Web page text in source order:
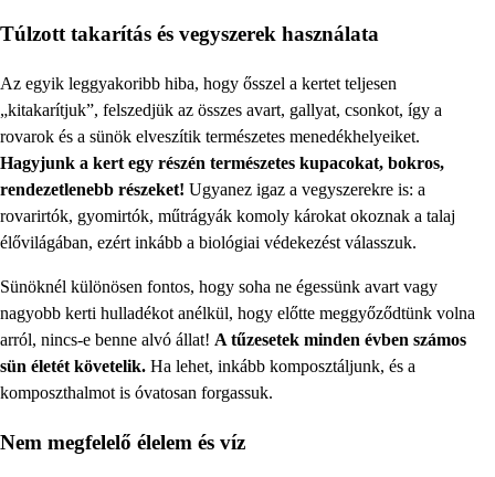
Túlzott takarítás és vegyszerek használata
Az egyik leggyakoribb hiba, hogy ősszel a kertet teljesen
„kitakarítjuk”, felszedjük az összes avart, gallyat, csonkot, így a
rovarok és a sünök elveszítik természetes menedékhelyeiket.
Hagyjunk a kert egy részén természetes kupacokat, bokros,
rendezetlenebb részeket! Ugyanez igaz a vegyszerekre is: a
rovarirtók, gyomirtók, műtrágyák komoly károkat okoznak a talaj
élővilágában, ezért inkább a biológiai védekezést válasszuk.
Sünöknél különösen fontos, hogy soha ne égessünk avart vagy
nagyobb kerti hulladékot anélkül, hogy előtte meggyőződtünk volna
arról, nincs-e benne alvó állat! A tűzesetek minden évben számos
sün életét követelik. Ha lehet, inkább komposztáljunk, és a
komposzthalmot is óvatosan forgassuk.
Nem megfelelő élelem és víz